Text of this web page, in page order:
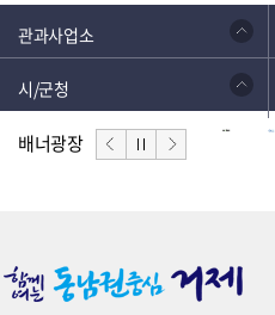
관과사업소
시/군청
배너광장